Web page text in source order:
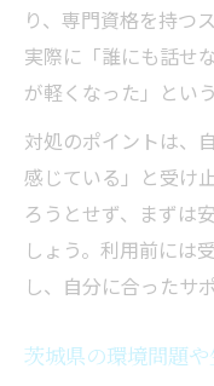
生きづらい
ト
生きづらさ
方言や地域性が
茨城弁の「
方
生きづら
対策
い悩み
り、専門資格を持つ
実際に「誰にも話せ
が軽くなった」とい
対処のポイントは、
感じている」と受け
ろうとせず、まずは
しょう。利用前には
し、自分に合ったサ
茨城県の環境問題